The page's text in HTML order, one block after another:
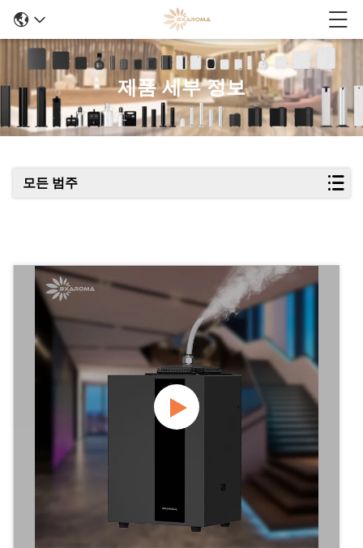
제품 세부 정보
모든 범주